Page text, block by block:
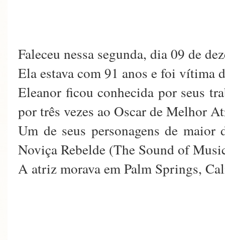
Faleceu nessa segunda, dia 09 de
Ela estava com 91 anos e foi vítima
Eleanor ficou conhecida por seus
por três vezes ao Oscar de Melhor
Um de seus personagens de
Noviça Rebelde (The Sound of
A atriz morava em Palm Springs,